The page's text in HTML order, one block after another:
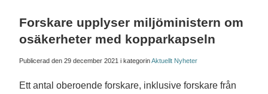
Forskare upplyser miljöministern om
osäkerheter med kopparkapseln
Publicerad den 29 december 2021 i kategorinAktuellt Nyheter
Ett antal oberoende forskare, inklusive forskare från